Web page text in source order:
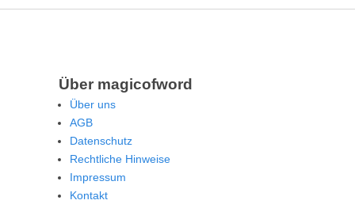
Über magicofword
Über uns
AGB
Datenschutz
Rechtliche Hinweise
Impressum
Kontakt